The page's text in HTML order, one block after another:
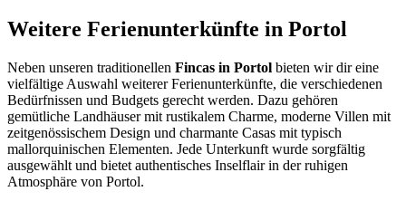
Weitere Ferienunterkünfte in Portol
Neben unseren traditionellen Fincas in Portol bieten wir dir eine
vielfältige Auswahl weiterer Ferienunterkünfte, die verschiedenen
Bedürfnissen und Budgets gerecht werden. Dazu gehören
gemütliche Landhäuser mit rustikalem Charme, moderne Villen mit
zeitgenössischem Design und charmante Casas mit typisch
mallorquinischen Elementen. Jede Unterkunft wurde sorgfältig
ausgewählt und bietet authentisches Inselflair in der ruhigen
Atmosphäre von Portol.